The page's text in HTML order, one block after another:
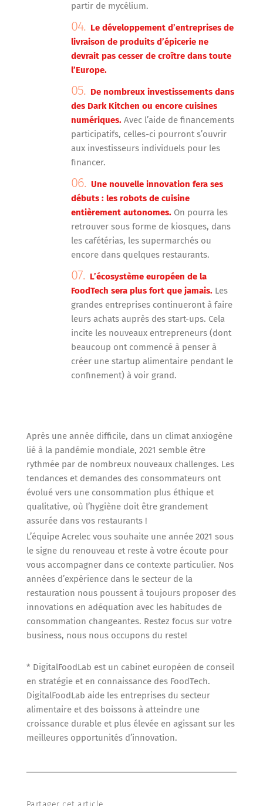
partir de mycélium.
Le développement d’entreprises de
livraison de produits d’épicerie ne
devrait pas cesser de croître dans toute
l’Europe.
De nombreux investissements dans
des Dark Kitchen ou encore cuisines
numériques.Avec l’aide de financements
participatifs, celles-ci pourront s’ouvrir
aux investisseurs individuels pour les
financer.
Une nouvelle innovation fera ses
débuts : les robots de cuisine
entièrement autonomes.On pourra les
retrouver sous forme de kiosques, dans
les cafétérias, les supermarchés ou
encore dans quelques restaurants.
L’écosystème européen de la
FoodTech sera plus fort que jamais.Les
grandes entreprises continueront à faire
leurs achats auprès des start-ups. Cela
incite les nouveaux entrepreneurs (dont
beaucoup ont commencé à penser à
créer une startup alimentaire pendant le
confinement) à voir grand.
Après une année difficile, dans un climat anxiogène
lié à la pandémie mondiale, 2021 semble être
rythmée par de nombreux nouveaux challenges. Les
tendances et demandes des consommateurs ont
évolué vers une consommation plus éthique et
qualitative, où l’hygiène doit être grandement
assurée dans vos restaurants !
L’équipe Acrelec vous souhaite une année 2021 sous
le signe du renouveau et reste à votre écoute pour
vous accompagner dans ce contexte particulier. Nos
années d’expérience dans le secteur de la
restauration nous poussent à toujours proposer des
innovations en adéquation avec les habitudes de
consommation changeantes. Restez focus sur votre
business, nous nous occupons du reste!
* DigitalFoodLab est un cabinet européen de conseil
en stratégie et en connaissance des FoodTech.
DigitalFoodLab aide les entreprises du secteur
alimentaire et des boissons à atteindre une
croissance durable et plus élevée en agissant sur les
meilleures opportunités d’innovation.